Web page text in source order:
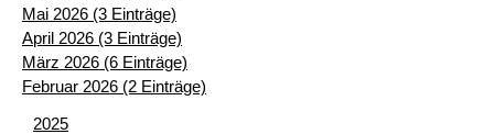
Mai 2026 (3 Einträge)
April 2026 (3 Einträge)
März 2026 (6 Einträge)
Februar 2026 (2 Einträge)
2025